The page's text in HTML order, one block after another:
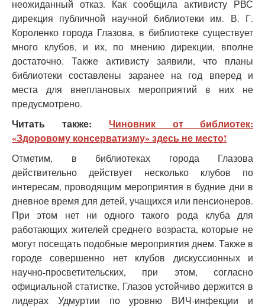
неожиданный отказ. Как сообщила активисту РВС
дирекция публичной научной библиотеки им. В. Г.
Короленко города Глазова, в библиотеке существует
много клубов, и их, по мнению дирекции, вполне
достаточно. Также активисту заявили, что планы
библиотеки составлены заранее на год вперед и
места для внеплановых мероприятий в них не
предусмотрено.
Читать также: Чиновник от библиотек:
«Здоровому консерватизму» здесь не место!
Отметим, в библиотеках города Глазова
действительно действует несколько клубов по
интересам, проводящим мероприятия в будние дни в
дневное время для детей, учащихся или пенсионеров.
При этом нет ни одного такого рода клуба для
работающих жителей среднего возраста, которые не
могут посещать подобные мероприятия днем. Также в
городе совершенно нет клубов дискуссионных и
научно-просветительских, при этом, согласно
официальной статистке, Глазов устойчиво держится в
лидерах Удмуртии по уровню ВИЧ-инфекции и